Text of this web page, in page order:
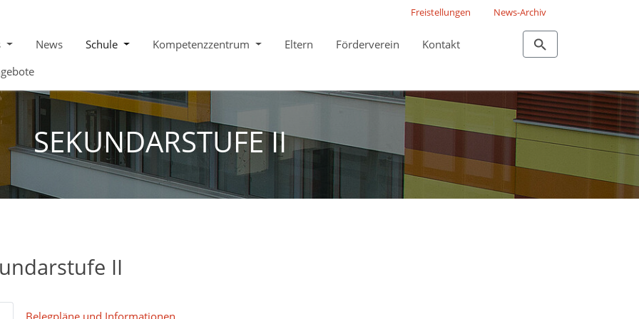
Freistellungen News-Archiv
News Schule Kompetenzzentrum Eltern Förderverein
Kontakt
SEKUNDARSTUFE II
II